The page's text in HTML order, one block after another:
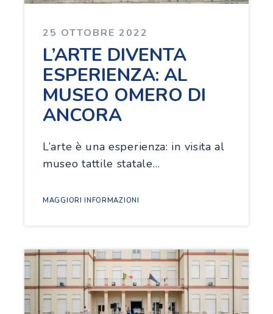
25 OTTOBRE 2022
L’ARTE DIVENTA
ESPERIENZA: AL
MUSEO OMERO DI
ANCORA
L’arte è una esperienza: in visita al
museo tattile statale…
MAGGIORI INFORMAZIONI